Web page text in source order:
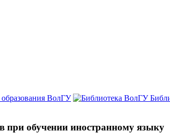
ВолГУ
обучении иностранному языку